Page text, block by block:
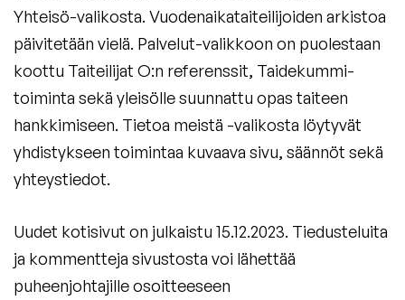
Yhteisö-valikosta. Vuodenaikataiteilijoiden arkistoa
päivitetään vielä. Palvelut-valikkoon on puolestaan
koottu Taiteilijat O:n referenssit, Taidekummi-
toiminta sekä yleisölle suunnattu opas taiteen
hankkimiseen. Tietoa meistä -valikosta löytyvät
yhdistykseen toimintaa kuvaava sivu, säännöt sekä
yhteystiedot.
Uudet kotisivut on julkaistu 15.12.2023. Tiedusteluita
ja kommentteja sivustosta voi lähettää
puheenjohtajille osoitteeseen